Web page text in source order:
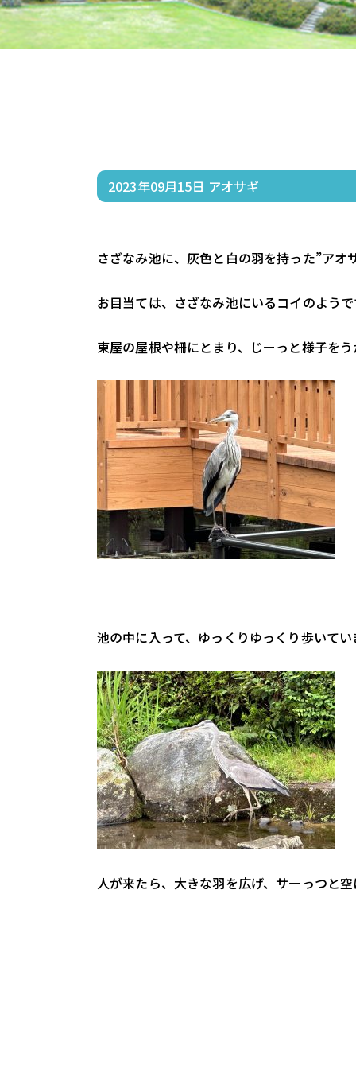
2023年09月15日 アオサギ
さざなみ池に、灰色と白の羽を持った”アオ
お目当ては、さざなみ池にいるコイのよう
東屋の屋根や柵にとまり、じーっと様子を
池の中に入って、ゆっくりゆっくり歩いてい
人が来たら、大きな羽を広げ、サーっつと